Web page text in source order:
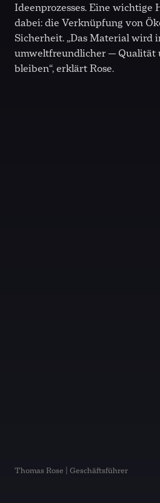
Ideenprozesses. Eine wichtige
dabei: die Verknüpfung von
Sicherheit. „Das Material wird
umweltfreundlicher — Qualität
bleiben“, erklärt Rose.
Thomas Rose | Geschäftsführer